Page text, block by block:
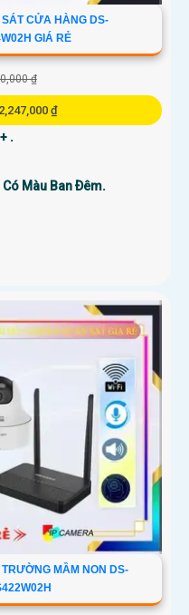
CỬA HÀNG DS-
GIÁ RẺ
₫
₫
.
Màu Ban Ðêm.
MẦM NON DS-